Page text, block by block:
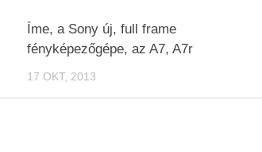
Íme, a Sony új, full frame
fényképezőgépe, az A7, A7r
17 OKT, 2013